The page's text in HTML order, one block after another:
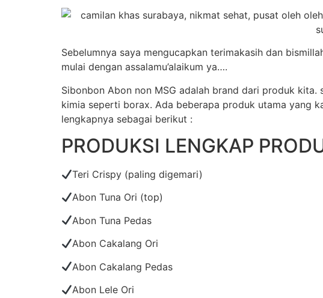
Sebelumnya saya mengucapkan terimakasih dan
mulai dengan assalamu’alaikum ya….
Sibonbon Abon non MSG adalah brand dari produk
kimia seperti borax. Ada beberapa produk utama yang
lengkapnya sebagai berikut :
PRODUKSI LENGKAP
Teri Crispy (paling digemari)
Abon Tuna Ori (top)
Abon Tuna Pedas
Abon Cakalang Ori
Abon Cakalang Pedas
Abon Lele Ori